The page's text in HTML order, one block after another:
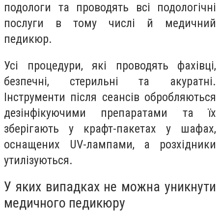
подологи та проводять всі подологічні
послуги в тому числі й медичний
педикюр.
Усі процедури, які проводять фахівці,
безпечні, стерильні та акуратні.
Інструменти після сеансів обробляються
дезінфікуючими препаратами та їх
зберігають у крафт-пакетах у шафах,
оснащених UV-лампами, а розхідники
утилізуються.
У яких випадках не можна уникнути
медичного педикюру